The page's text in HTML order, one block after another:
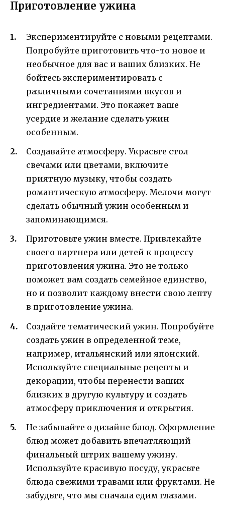
Приготовление ужина
Экспериментируйте с новыми рецептами.
Попробуйте приготовить что-то новое и
необычное для вас и ваших близких. Не
бойтесь экспериментировать с
различными сочетаниями вкусов и
ингредиентами. Это покажет ваше
усердие и желание сделать ужин
особенным.
Создавайте атмосферу. Украсьте стол
свечами или цветами, включите
приятную музыку, чтобы создать
романтическую атмосферу. Мелочи могут
сделать обычный ужин особенным и
запоминающимся.
Приготовьте ужин вместе. Привлекайте
своего партнера или детей к процессу
приготовления ужина. Это не только
поможет вам создать семейное единство,
но и позволит каждому внести свою лепту
в приготовление ужина.
Создайте тематический ужин. Попробуйте
создать ужин в определенной теме,
например, итальянский или японский.
Используйте специальные рецепты и
декорации, чтобы перенести ваших
близких в другую культуру и создать
атмосферу приключения и открытия.
Не забывайте о дизайне блюд. Оформление
блюд может добавить впечатляющий
финальный штрих вашему ужину.
Используйте красивую посуду, украсьте
блюда свежими травами или фруктами. Не
забудьте, что мы сначала едим глазами.